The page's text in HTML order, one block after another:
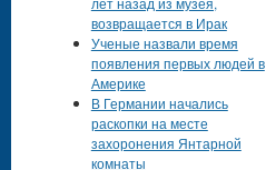
возвращается в Ирак
Ученые назвали время
появления первых людей в
Америке
В Германии начались
раскопки на месте
захоронения Янтарной
комнаты